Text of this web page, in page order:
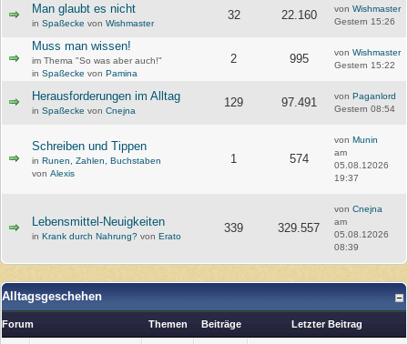
Man glaubt es nicht
in Spaßecke von Wishmaster
32 22.160 von Wishmaster
Gestern 15:26
Muss man wissen!
im Thema "So was aber auch!"
in Spaßecke von Pamina
2 995 von Wishmaster
Gestern 15:22
Herausforderungen im Alltag
in Spaßecke von Cnejna
129 97.491 von Paganlord
Gestern 08:54
Schreiben und Tippen
in Runen, Zahlen, Buchstaben
von Alexis
1 574
von Munin
am
05.08.12026
19:37
Lebensmittel-Neuigkeiten
in Krank durch Nahrung?von Erato
339 329.557
von Cnejna
am
05.08.12026
08:39
Alltagsgeschehen
Forum Themen Beiträge Letzter Beitrag